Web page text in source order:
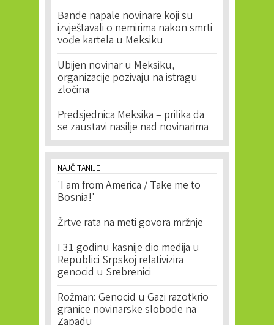
Bande napale novinare koji su
izvještavali o nemirima nakon smrti
vođe kartela u Meksiku
Ubijen novinar u Meksiku,
organizacije pozivaju na istragu
zločina
Predsjednica Meksika – prilika da
se zaustavi nasilje nad novinarima
NAJČITANIJE
'I am from America / Take me to
Bosnia!'
Žrtve rata na meti govora mržnje
I 31 godinu kasnije dio medija u
Republici Srpskoj relativizira
genocid u Srebrenici
Rožman: Genocid u Gazi razotkrio
granice novinarske slobode na